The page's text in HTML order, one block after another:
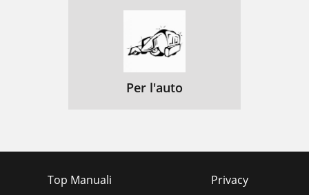
Per l'auto
Top Manuali
Privacy